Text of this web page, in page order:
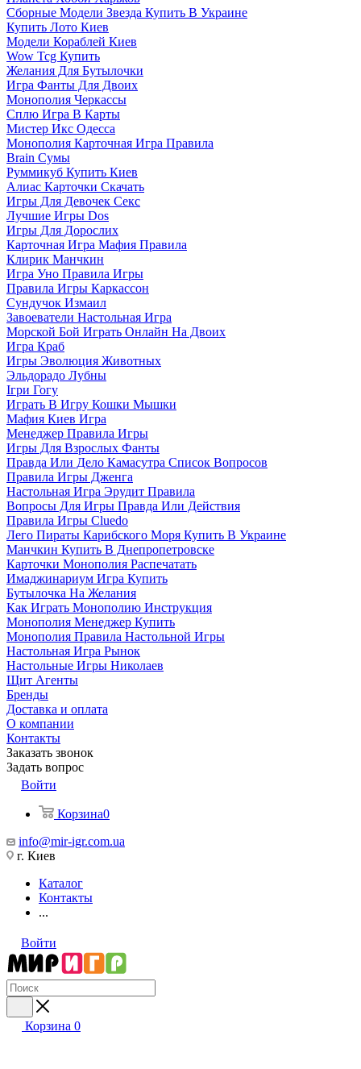
Сборные Модели Звезда Купить В Украине
Купить Лото Киев
Модели Кораблей Киев
Wow Tcg Купить
Желания Для Бутылочки
Игра Фанты Для Двоих
Монополия Черкассы
Сплю Игра В Карты
Мистер Икс Одесса
Монополия Карточная Игра Правила
Brain Сумы
Руммикуб Купить Киев
Алиас Карточки Скачать
Игры Для Девочек Секс
Лучшие Игры Dos
Игры Для Дорослих
Карточная Игра Мафия Правила
Клирик Манчкин
Игра Уно Правила Игры
Правила Игры Каркассон
Сундучок Измаил
Завоеватели Настольная Игра
Морской Бой Играть Онлайн На Двоих
Игра Краб
Игры Эволюция Животных
Эльдорадо Лубны
Ігри Гогу
Играть В Игру Кошки Мышки
Мафия Киев Игра
Менеджер Правила Игры
Игры Для Взрослых Фанты
Правда Или Дело Камасутра Список Вопросов
Правила Игры Дженга
Настольная Игра Эрудит Правила
Вопросы Для Игры Правда Или Действия
Правила Игры Cluedo
Лего Пираты Карибского Моря Купить В Украине
Манчкин Купить В Днепропетровске
Карточки Монополия Распечатать
Имаджинариум Игра Купить
Бутылочка На Желания
Как Играть Монополию Инструкция
Монополия Менеджер Купить
Монополия Правила Настольной Игры
Настольная Игра Рынок
Настольные Игры Николаев
Щит Агенты
Бренды
Доставка и оплата
О компании
Контакты
Заказать звонок
Задать вопрос
Войти
Корзина0
info@mir-igr.com.ua
г. Киев
Каталог
Контакты
...
Войти
Корзина 0